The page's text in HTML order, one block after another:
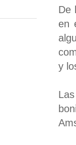
De
en
y